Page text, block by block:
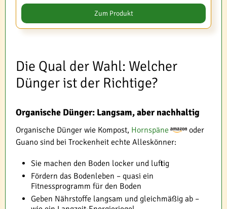
Zum Produkt
Die Qual der Wahl: Welcher
Dünger ist der Richtige?
Organische Dünger: Langsam, aber nachhaltig
Organische Dünger wie Kompost, Hornspäne
oder
Guano sind bei Trockenheit echte Alleskönner:
Sie machen den Boden locker und luftig
Fördern das Bodenleben – quasi ein
Fitnessprogramm für den Boden
Geben Nährstoffe langsam und gleichmäßig ab –